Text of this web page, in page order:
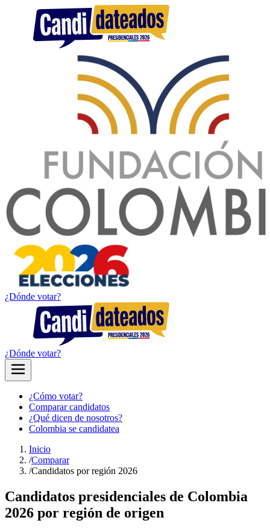
¿Dónde votar?
¿Dónde votar?
¿Cómo votar?
Comparar candidatos
¿Qué dicen de nosotros?
Colombia se candidatea
Inicio
/Comparar
/Candidatos por región 2026
Candidatos presidenciales de Colombia
2026 por región de origen